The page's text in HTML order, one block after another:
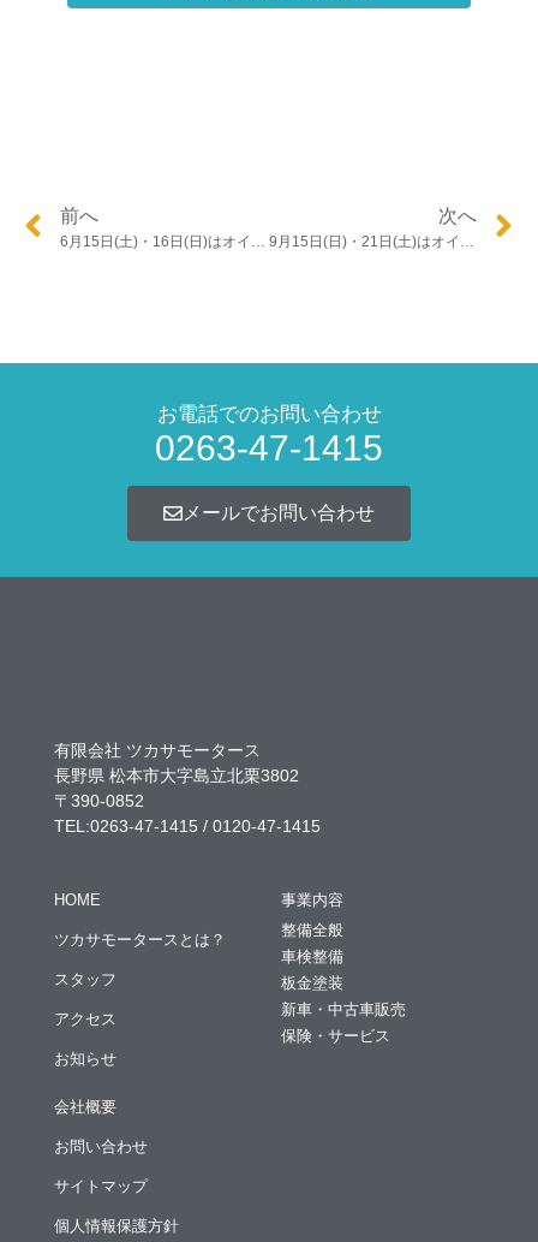
前へ
6月15日(土)・16日(日)はオイル交換まつり
次へ
9月15日(日)・21日(土)はオイル交換まつり
お電話でのお問い合わせ
0263-47-1415
メールでお問い合わせ
有限会社 ツカサモータース
長野県 松本市大字島立北栗3802
〒390-0852
TEL:0263-47-1415 / 0120-47-1415
HOME
ツカサモータースとは？
スタッフ
アクセス
お知らせ
事業内容
整備全般
車検整備
板金塗装
新車・中古車販売
保険・サービス
会社概要
お問い合わせ
サイトマップ
個人情報保護方針